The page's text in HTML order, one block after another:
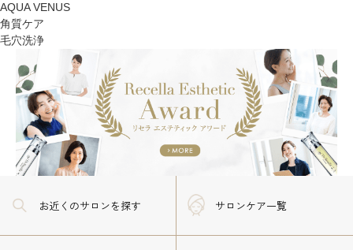
AQUA VENUS
角質ケア
毛穴洗浄
お近くのサロンを探す サロンケア一覧